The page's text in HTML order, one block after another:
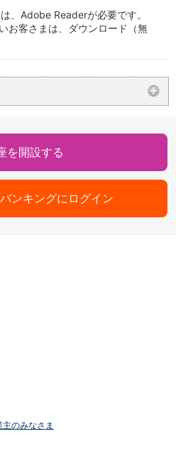
、Adobe Readerが必要です。
お客さまは、ダウンロード（無
を開設する
ンキングにログイン
のみなさま